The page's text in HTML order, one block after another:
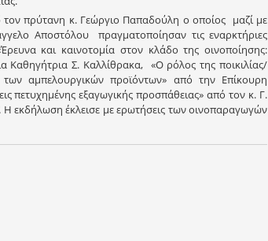
πρύτανη κ. Γεώργιο Παπαδούλη ο οποίος μαζί με
Αποστόλου πραγματοποίησαν τις εναρκτήριες
και καινοτομία στον κλάδο της οινοποίησης:
Καθηγήτρια Σ. Καλλίθρακα, «Ο ρόλος της ποικιλίας/
αμπελουργικών προϊόντων» από την Επίκουρη
πετυχημένης εξαγωγικής προσπάθειας» από τον κ. Γ.
εκδήλωση έκλεισε με ερωτήσεις των οινοπαραγωγών